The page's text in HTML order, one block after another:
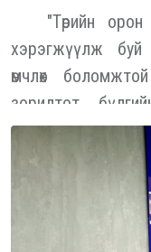
"Төрийн орон
хэрэгжүүлж буй
өмчлөх
зорилтот
тусгайлсан
баталсан. Энэ
алба хаагчид
хүрээнд "ТОСК"
ны төлөөлөгчидтэй